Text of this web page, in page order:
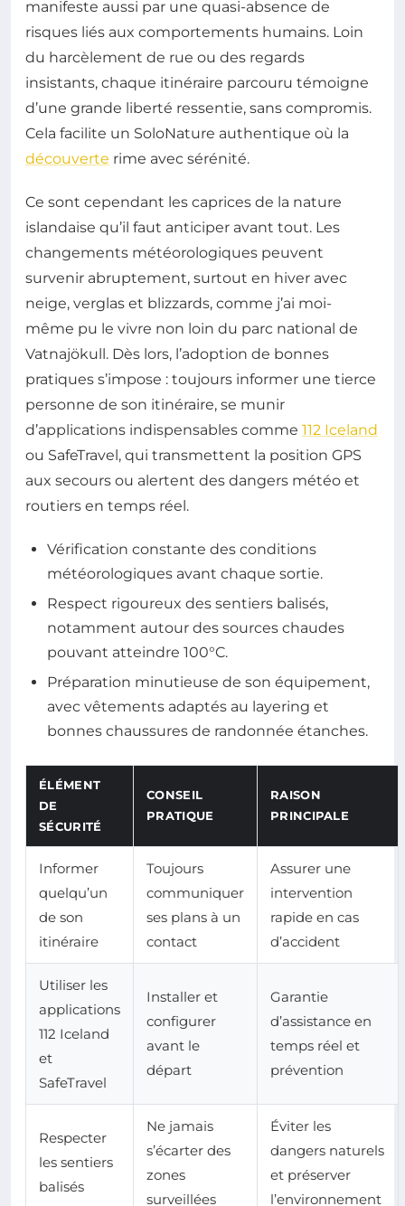
manifeste aussi par une quasi-absence de
risques liés aux comportements humains. Loin
du harcèlement de rue ou des regards
insistants, chaque itinéraire parcouru témoigne
d’une grande liberté ressentie, sans compromis.
Cela facilite un SoloNature authentique où la
découverte rime avec sérénité.
Ce sont cependant les caprices de la nature
islandaise qu’il faut anticiper avant tout. Les
changements météorologiques peuvent
survenir abruptement, surtout en hiver avec
neige, verglas et blizzards, comme j’ai moi-
même pu le vivre non loin du parc national de
Vatnajökull. Dès lors, l’adoption de bonnes
pratiques s’impose : toujours informer une tierce
personne de son itinéraire, se munir
d’applications indispensables comme 112 Iceland
ou SafeTravel, qui transmettent la position GPS
aux secours ou alertent des dangers météo et
routiers en temps réel.
Vérification constante des conditions
météorologiques avant chaque sortie.
Respect rigoureux des sentiers balisés,
notamment autour des sources chaudes
pouvant atteindre 100°C.
Préparation minutieuse de son équipement,
avec vêtements adaptés au layering et
bonnes chaussures de randonnée étanches.
ÉLÉMENT
DE
SÉCURITÉ
CONSEIL
PRATIQUE
RAISON
PRINCIPALE
Informer
quelqu’un
de son
itinéraire
Toujours
communiquer
ses plans à un
contact
Assurer une
intervention
rapide en cas
d’accident
Utiliser les
applications
112 Iceland
et
SafeTravel
Installer et
configurer
avant le
départ
Garantie
d’assistance en
temps réel et
prévention
Respecter
les sentiers
balisés
Ne jamais
s’écarter des
zones
surveillées
Éviter les
dangers naturels
et préserver
l’environnement